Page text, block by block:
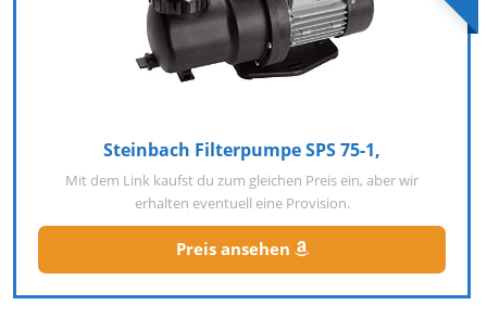
Steinbach Filterpumpe SPS 75-1,
Mit dem Link kaufst du zum gleichen Preis ein, aber wir
erhalten eventuell eine Provision.
Preis ansehen